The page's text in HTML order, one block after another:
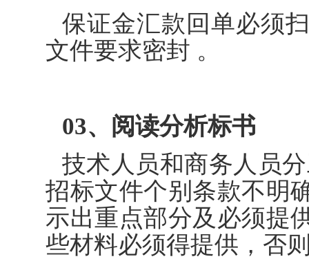
保证金汇款回单必须
文件要求密封 。
03、阅读分析标书
技术人员和商务人员
招标文件个别条款不明
示出重点部分及必须提
些材料必须得提供，否